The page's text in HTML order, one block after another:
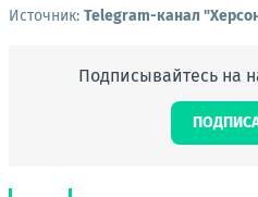
Источник: Telegram-канал
Подписывайтесь на